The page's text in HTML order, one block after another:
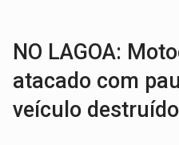
NO LAGOA:
atacado com
veículo destruído